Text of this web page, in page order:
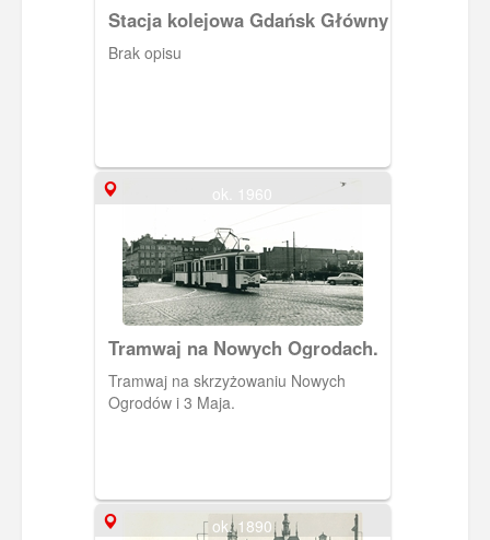
Stacja kolejowa Gdańsk Główny
Brak opisu
ok. 1960
Tramwaj na Nowych Ogrodach.
Tramwaj na skrzyżowaniu Nowych
Ogrodów i 3 Maja.
ok. 1890